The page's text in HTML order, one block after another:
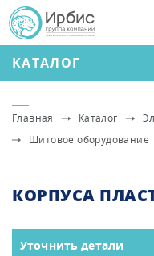
КАТАЛОГ
Главная Каталог
Щитовое оборудование
Уточнить детали
КОРПУСА